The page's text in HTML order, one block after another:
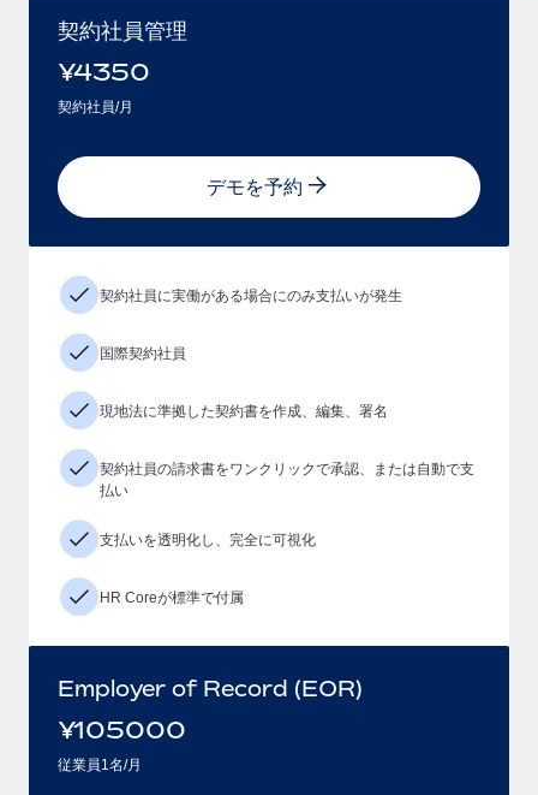
契約社員管理
¥4350
契約社員/月
デモを予約
契約社員に実働がある場合にのみ支払いが発生
国際契約社員
現地法に準拠した契約書を作成、編集、署名
契約社員の請求書をワンクリックで承認、または自動で支
払い
支払いを透明化し、完全に可視化
HR Coreが標準で付属
Employer of Record (EOR)
¥105000
従業員1名/月